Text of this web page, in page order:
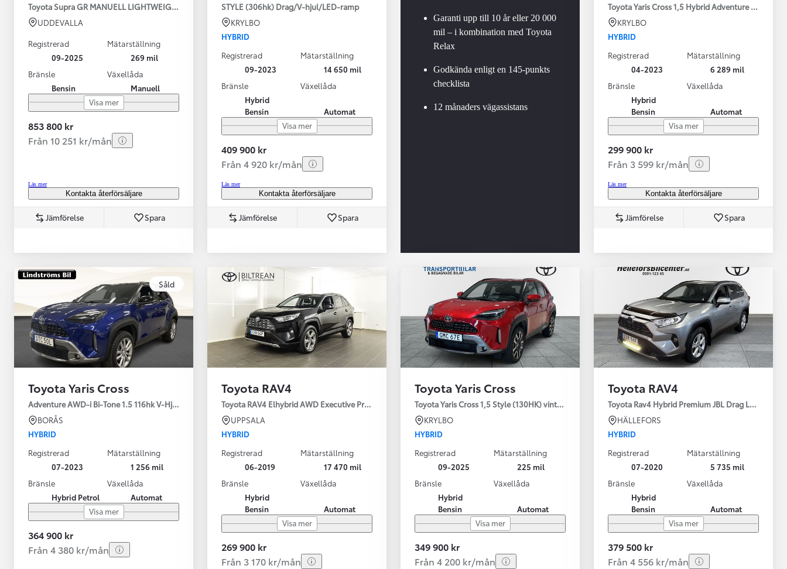
Från 599 900 kr
Från 324 900 kr
Från 3 194 kr/mån
HYBRID
Från 360 900 kr
Från 3 548 kr/mån
Easy Billån
Toyota C-HR
Från 350 900 kr
Från 3 450 kr/mån
Easy Billån
Toyota GR Supra
BENSIN
Nya GR GT
The soul lives on
Vi har Sveriges mest nöjda
Toyota
När varje jobb
Toyota Supra GR MANUELL LIGHTWEIGHT EVO / OMG LEV! MOMSBIL!
UDDEVALLA
Registrerad
09-2025
Mätarställning
269 mil
Bränsle
Bensin
Växellåda
Manuell
Visa mer
853 800 kr
Från 10 251 kr/mån
Läs mer
Kontakta återförsäljare
Jämförelse Spara
STYLE (306hk) Drag/V-hjul/LED-ramp
KRYLBO
HYBRID
Registrerad
09-2023
Mätarställning
14 650 mil
Bränsle
Hybrid
Bensin
Växellåda
Automat
Visa mer
409 900 kr
Från 4 920 kr/mån
Läs mer
Kontakta återförsäljare
Jämförelse Spara
Garanti upp till 10 år eller 20 000
mil – i kombination med Toyota
Relax
Godkända enligt en 145-punkts
checklista
12 månaders vägassistans
Toyota Yaris Cross 1,5 Hybrid Adventure Drag V-
KRYLBO
HYBRID
Registrerad
04-2023
Mätarställning
6 289 mil
Bränsle
Hybrid
Bensin
Växellåda
Automat
Visa mer
299 900 kr
Från 3 599 kr/mån
Läs mer
Kontakta återförsäljare
Jämförelse Spara
Såld
Toyota Yaris Cross
Adventure AWD-i Bi-Tone 1.5 116hk V-Hjul Drag JBL
BORÅS
HYBRID
Registrerad
07-2023
Mätarställning
1 256 mil
Bränsle
Hybrid Petrol
Växellåda
Automat
Visa mer
364 900 kr
Från 4 380 kr/mån
Toyota RAV4
Toyota RAV4 Elhybrid AWD Executive Premium Drag 360-kamera JBL
UPPSALA
HYBRID
Registrerad
06-2019
Mätarställning
17 470 mil
Bränsle
Hybrid
Bensin
Växellåda
Automat
Visa mer
269 900 kr
Från 3 170 kr/mån
Toyota Yaris Cross
Toyota Yaris Cross 1,5 Style (130HK) vinterhjul
KRYLBO
HYBRID
Registrerad
09-2025
Mätarställning
225 mil
Bränsle
Hybrid
Bensin
Växellåda
Automat
Visa mer
349 900 kr
Från 4 200 kr/mån
Toyota RAV4
Toyota Rav4 Hybrid Premium JBL Drag Led ramp
HÄLLEFORS
HYBRID
Registrerad
07-2020
Mätarställning
5 735 mil
Bränsle
Hybrid
Bensin
Växellåda
Automat
Visa mer
379 500 kr
Från 4 556 kr/mån